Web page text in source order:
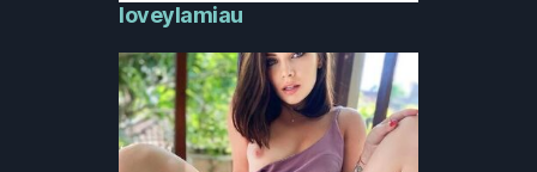
loveylamiau